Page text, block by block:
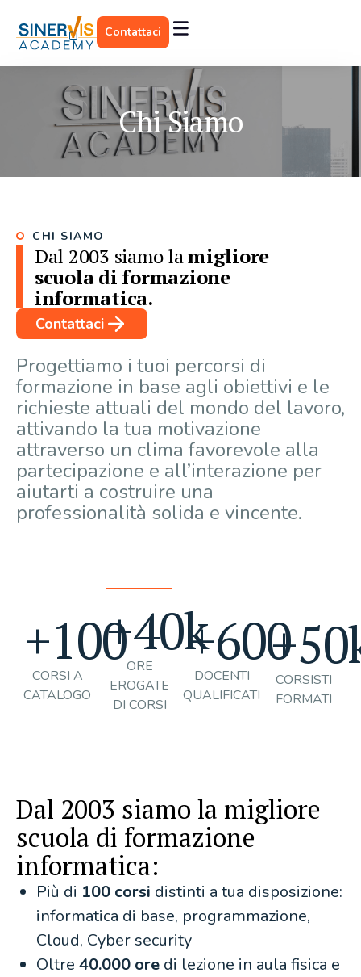
Contattaci
Chi Siamo
CHI SIAMO
Dal 2003 siamo lamigliore
scuola di formazione
informatica.
Contattaci
Progettiamo i tuoi percorsi di
formazione in base agli obiettivi e le
richieste attuali del mondo del lavoro,
attivando la tua motivazione
attraverso un clima favorevole alla
partecipazione e all’interazione per
aiutarti a costruire una
professionalità solida e vincente.
CORSI A
CATALOGO
+100ORE
EROGATE
DI CORSI
+40k
DOCENTI
QUALIFICATI
+600
CORSISTI
FORMATI
+50
Dal 2003 siamo la migliore
scuola di formazione
informatica:
Più di 100 corsi distinti a tua disposizione:
informatica di base, programmazione,
Cloud, Cyber security
Oltre 40.000 ore di lezione in aula fisica e